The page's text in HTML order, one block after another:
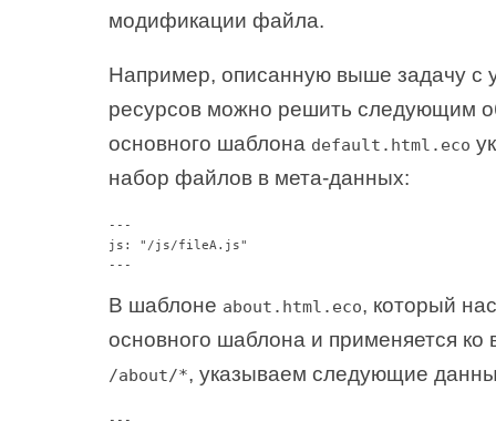
модификации файла.
Например, описанную выше задачу с
ресурсов можно решить следующим
основного шаблона default.html.eco
набор файлов в мета-данных:
---
js: "/js/fileA.js"
В шаблоне about.html.eco, который
основного шаблона и применяется ко
/about/*, указываем следующие
---